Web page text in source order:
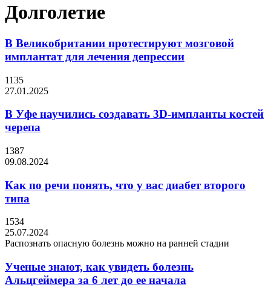
Долголетие
В Великобритании протестируют мозговой
имплантат для лечения депрессии
1135
27.01.2025
В Уфе научились создавать 3D-импланты костей
черепа
1387
09.08.2024
Как по речи понять, что у вас диабет второго
типа
1534
25.07.2024
Распознать опасную болезнь можно на ранней стадии
Ученые знают, как увидеть болезнь
Альцгеймера за 6 лет до ее начала